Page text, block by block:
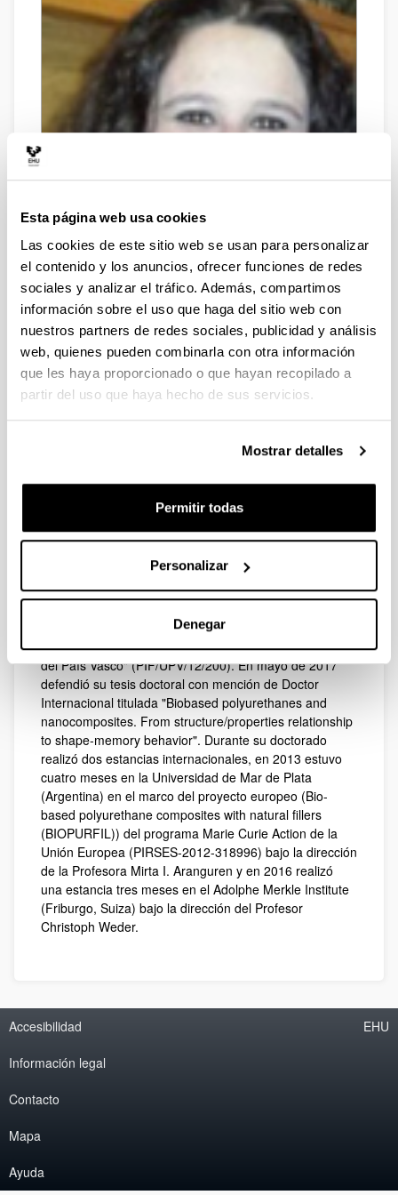
Esta página web usa cookies
Las cookies de este sitio web se usan para personalizar
el contenido y los anuncios, ofrecer funciones de redes
sociales y analizar el tráfico. Además, compartimos
información sobre el uso que haga del sitio web con
nuestros partners de redes sociales, publicidad y análisis
web, quienes pueden combinarla con otra información
que les haya proporcionado o que hayan recopilado a
partir del uso que haya hecho de sus servicios.
Mostrar detalles
Permitir todas
Personalizar
Denegar
Teléfono
0034 943 01 7162
Correo electrónico
tamara.calvo@ehu.es
Dirección web
Biografía
Investigación
Realizó los estudios de Ingeniería Técnica Industrial,
especialidad en Química Industrial en la Escuela
cursó el máster en Ingeniería de Materiales
Renovables. En 2013 inició sus estudios de doctorado
Ángeles Corcuera, siendo becaria de la "Ayuda para
Formación de Personal Investigador en la Universidad
del País Vasco" (PIF/UPV/12/200). En mayo de 2017
defendió su tesis doctoral con mención de Doctor
Internacional titulada "Biobased polyurethanes and
nanocomposites. From structure/properties relationship
to shape-memory behavior". Durante su doctorado
realizó dos estancias internacionales, en 2013 estuvo
cuatro meses en la Universidad de Mar de Plata
(Argentina) en el marco del proyecto europeo (Bio-
based polyurethane composites with natural fillers
(BIOPURFIL)) del programa Marie Curie Action de la
Unión Europea (PIRSES-2012-318996) bajo la dirección
de la Profesora Mirta I. Aranguren y en 2016 realizó
una estancia tres meses en el Adolphe Merkle Institute
(Friburgo, Suiza) bajo la dirección del Profesor
Christoph Weder.
Accesibilidad
Información legal
Contacto
Mapa
Ayuda
EHU